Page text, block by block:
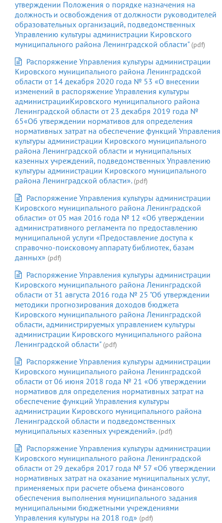
утверждении Положения о порядке назначения на
должность и освобождения от должности руководителей
образовательных организаций, подведомственных
Управлению культуры администрации Кировского
муниципального района Ленинградской области" (pdf)
Распоряжение Управления культуры администрации
Кировского муниципального района Ленинградской
области от 14 декабря 2020 года № 53 «О внесении
изменений в распоряжение Управления культуры
администрацииКировского муниципального района
Ленинградской области от 23 декабря 2019 года №
65«Об утверждении нормативов для определения
нормативных затрат на обеспечение функций Управления
культуры администрации Кировского муниципального
района Ленинградской области и муниципальных
казенных учреждений, подведомственных Управлению
культуры администрации Кировского муниципального
района Ленинградской области». (pdf)
Распоряжение Управления культуры администрации
Кировского муниципального района Ленинградской
области» от 05 мая 2016 года № 12 «Об утверждении
административного регламента по предоставлению
муниципальной услуги «Предоставление доступа к
справочно-поисковому аппарату библиотек, базам
данных» (pdf)
Распоряжение Управления культуры администрации
Кировского муниципального района Ленинградской
области от 31 августа 2016 года № 25 "Об утверждении
методики прогнозирования доходов бюджета
Кировского муниципального района Ленинградской
области, администрируемых управлением культуры
администрации Кировского муниципального района
Ленинградской области" (pdf)
Распоряжение Управления культуры администрации
Кировского муниципального района Ленинградской
области от 06 июня 2018 года № 21 «Об утверждении
нормативов для определения нормативных затрат на
обеспечение функций Управления культуры
администрации Кировского муниципального района
Ленинградской области и подведомственных
муниципальных казенных учреждений». (pdf)
Распоряжение Управления культуры администрации
Кировского муниципального района Ленинградской
области от 29 декабря 2017 года № 57 «Об утверждении
нормативных затрат на оказание муниципальных услуг,
применяемых при расчете объема финансового
обеспечения выполнения муниципального задания
муниципальными бюджетными учреждениями
Управления культуры на 2018 год» (pdf)